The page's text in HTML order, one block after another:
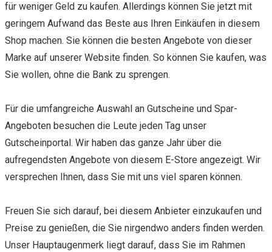
für weniger Geld zu kaufen. Allerdings können Sie jetzt mit
geringem Aufwand das Beste aus Ihren Einkäufen in diesem
Shop machen. Sie können die besten Angebote von dieser
Marke auf unserer Website finden. So können Sie kaufen, was
Sie wollen, ohne die Bank zu sprengen.
Für die umfangreiche Auswahl an Gutscheine und Spar-
Angeboten besuchen die Leute jeden Tag unser
Gutscheinportal. Wir haben das ganze Jahr über die
aufregendsten Angebote von diesem E-Store angezeigt. Wir
versprechen Ihnen, dass Sie mit uns viel sparen können.
Freuen Sie sich darauf, bei diesem Anbieter einzukaufen und
Preise zu genießen, die Sie nirgendwo anders finden werden.
Unser Hauptaugenmerk liegt darauf, dass Sie im Rahmen